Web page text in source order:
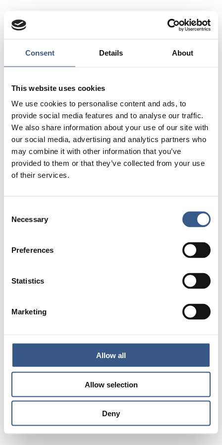
Consent Details About
This website uses cookies
We use cookies to personalise content and ads, to
provide social media features and to analyse our traffic.
We also share information about your use of our site with
our social media, advertising and analytics partners who
may combine it with other information that you’ve
provided to them or that they’ve collected from your use
of their services.
Selection
Necessary
Preferences
Statistics
Marketing
Allow all
Allow selection
Deny
För ungefär ett år sedan aktiverade EU:s
massflyktdirektiv för första gången. Varför är
utmaningarna med flyktingmottagande i Europa? Hur
kan vi beskriva förutsättningarna för
har förlängts till 24 mars 2024; vad kan vi förvänta oss
kommer hända efter det och hur förbereder vi oss för
olika scenarier?
Konferensen riktas till praktiker, migrationsexperter,
akademiker men även civilsamhället och media som är
intresserade av villkoren för asyl i Europa.
Program och anmälan.
Konferensen hålls på engelska.